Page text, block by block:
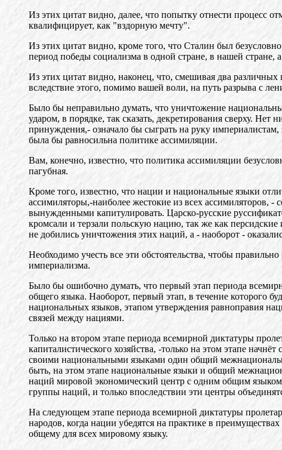
Из этих цитат видно, далее, что попытку отнести процесс
квалифицирует, как "вздорную мечту".
Из этих цитат видно, кроме того, что Сталин был
период победы социализма в одной стране, в нашей стране,
Из этих цитат видно, наконец, что, смешивая два
вследствие этого, помимо вашей воли, на путь разрыва с
Было бы неправильно думать, что уничтожение
ударом, в порядке, так сказать, декретирования сверху.
принуждения,- означало бы сыграть на руку
была бы равносильна политике ассимиляции.
Вам, конечно, известно, что политика ассимиляции
пагубная.
Кроме того, известно, что нации и национальные языки
ассимиляторы,-наиболее жестокие из всех ассимиляторов, -
вынужденными капитулировать. Царско-русские
кромсали и терзали польскую нацию, так же как
не добились уничтожения этих наций, а - наоборот -
Необходимо учесть все эти обстоятельства, чтобы
империализма.
Было бы ошибочно думать, что первый этап периода
общего языка. Наоборот, первый этап, в течение которого
национальных языков, этапом утверждения равноправия
связей между нациями.
Только на втором этапе периода всемирной диктатуры
капиталистического хозяйства, -только на этом этапе
своими национальными языками один общий
быть, на этом этапе национальные языки и общий
наций мировой экономический центр с одним общим
группы наций, и только впоследствии эти центры
На следующем этапе периода всемирной диктатуры
народов, когда нации убедятся на практике в
общему для всех мировому языку.